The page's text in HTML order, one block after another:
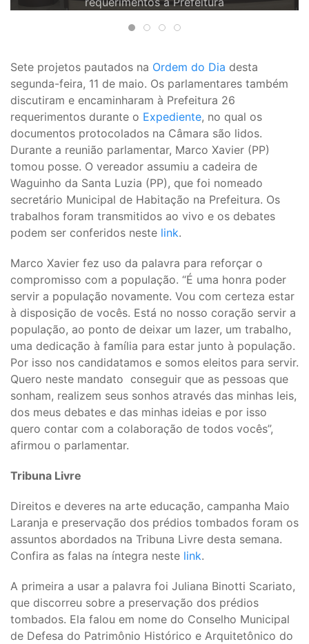
Sete projetos pautados na Ordem do Dia desta
segunda-feira, 11 de maio. Os parlamentares também
discutiram e encaminharam à Prefeitura 26
requerimentos durante o Expediente, no qual os
documentos protocolados na Câmara são lidos.
Durante a reunião parlamentar, Marco Xavier (PP)
tomou posse. O vereador assumiu a cadeira de
Waguinho da Santa Luzia (PP), que foi nomeado
secretário Municipal de Habitação na Prefeitura. Os
trabalhos foram transmitidos ao vivo e os debates
podem ser conferidos neste link.
Marco Xavier fez uso da palavra para reforçar o
compromisso com a população. “É uma honra poder
servir a população novamente. Vou com certeza estar
à disposição de vocês. Está no nosso coração servir a
população, ao ponto de deixar um lazer, um trabalho,
uma dedicação à família para estar junto à população.
Por isso nos candidatamos e somos eleitos para servir.
Quero neste mandato conseguir que as pessoas que
sonham, realizem seus sonhos através das minhas leis,
dos meus debates e das minhas ideias e por isso
quero contar com a colaboração de todos vocês”,
afirmou o parlamentar.
Tribuna Livre
Direitos e deveres na arte educação, campanha Maio
Laranja e preservação dos prédios tombados foram os
assuntos abordados na Tribuna Livre desta semana.
Confira as falas na íntegra neste link.
A primeira a usar a palavra foi Juliana Binotti Scariato,
que discorreu sobre a preservação dos prédios
tombados. Ela falou em nome do Conselho Municipal
de Defesa do Patrimônio Histórico e Arquitetônico do